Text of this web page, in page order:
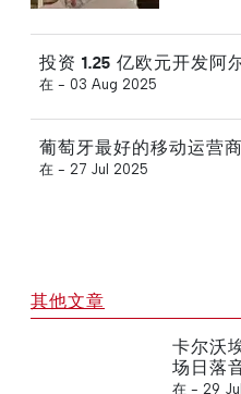
投资 1.25 亿欧元开发阿
在 - 03 Aug 2025
葡萄牙最好的移动运营
在 - 27 Jul 2025
其他文章
卡尔沃
场日落
在 - 29